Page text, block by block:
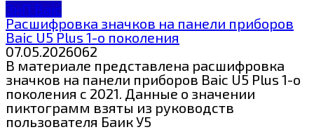
ЗнП Baic
Расшифровка значков на панели приборов
Baic U5 Plus 1-о поколения
07.05.2026062
В материале представлена расшифровка
значков на панели приборов Baic U5 Plus 1-о
поколения с 2021. Данные о значении
пиктограмм взяты из руководств
пользователя Баик У5